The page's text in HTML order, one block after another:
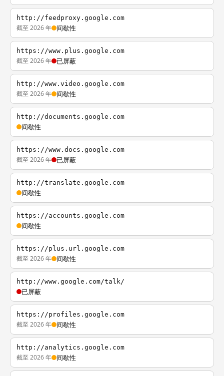
http://feedproxy.google.com
截至 2026 年 间歇性
https://www.plus.google.com
截至 2026 年 已屏蔽
http://www.video.google.com
截至 2026 年 间歇性
http://documents.google.com
间歇性
https://www.docs.google.com
截至 2026 年 已屏蔽
http://translate.google.com
间歇性
https://accounts.google.com
间歇性
https://plus.url.google.com
截至 2026 年 间歇性
http://www.google.com/talk/
已屏蔽
https://profiles.google.com
截至 2026 年 间歇性
http://analytics.google.com
截至 2026 年 间歇性